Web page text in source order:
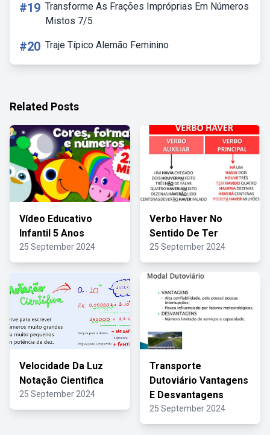
#19 Transforme As Frações Impróprias Em Números
Mistos 7/5
#20 Traje Típico Alemão Feminino
Related Posts
Vídeo Educativo
Infantil 5 Anos
25 September 2024
Verbo Haver No
Sentido De Ter
25 September 2024
Velocidade Da Luz
Notação Cientifica
25 September 2024
Transporte
Dutoviário Vantagens
E Desvantagens
25 September 2024